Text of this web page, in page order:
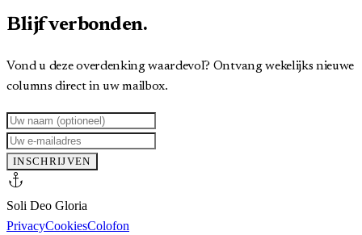
Blijf verbonden.
Vond u deze overdenking waardevol? Ontvang wekelijks nieuwe
columns direct in uw mailbox.
INSCHRIJVEN
anchor
Soli Deo Gloria
PrivacyCookiesColofon